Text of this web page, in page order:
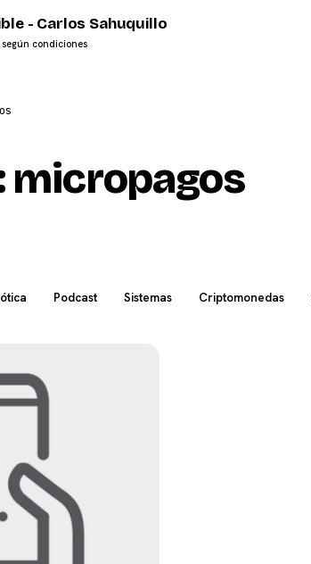
- Carlos Sahuquillo
condiciones
micropagos
Podcast Sistemas Criptomonedas